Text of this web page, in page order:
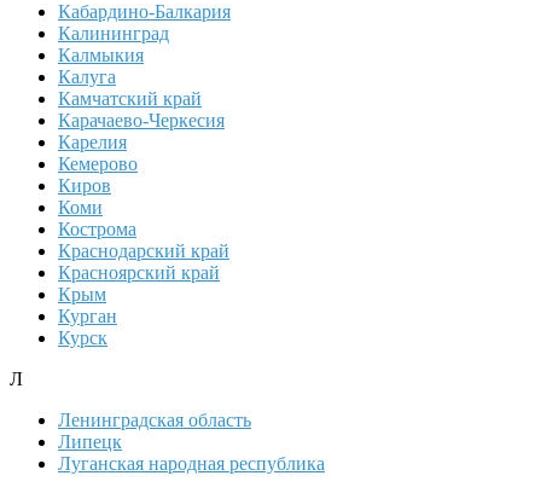
Кабардино-Балкария
Калининград
Калмыкия
Калуга
Камчатский край
Карачаево-Черкесия
Карелия
Кемерово
Киров
Коми
Кострома
Краснодарский край
Красноярский край
Крым
Курган
Курск
Л
Ленинградская область
Липецк
Луганская народная республика